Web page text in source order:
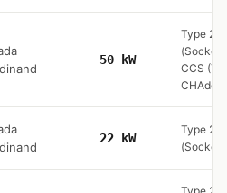
50 kW
Type 2
(Socket
CCS
22 kW
Type 2
(Socket